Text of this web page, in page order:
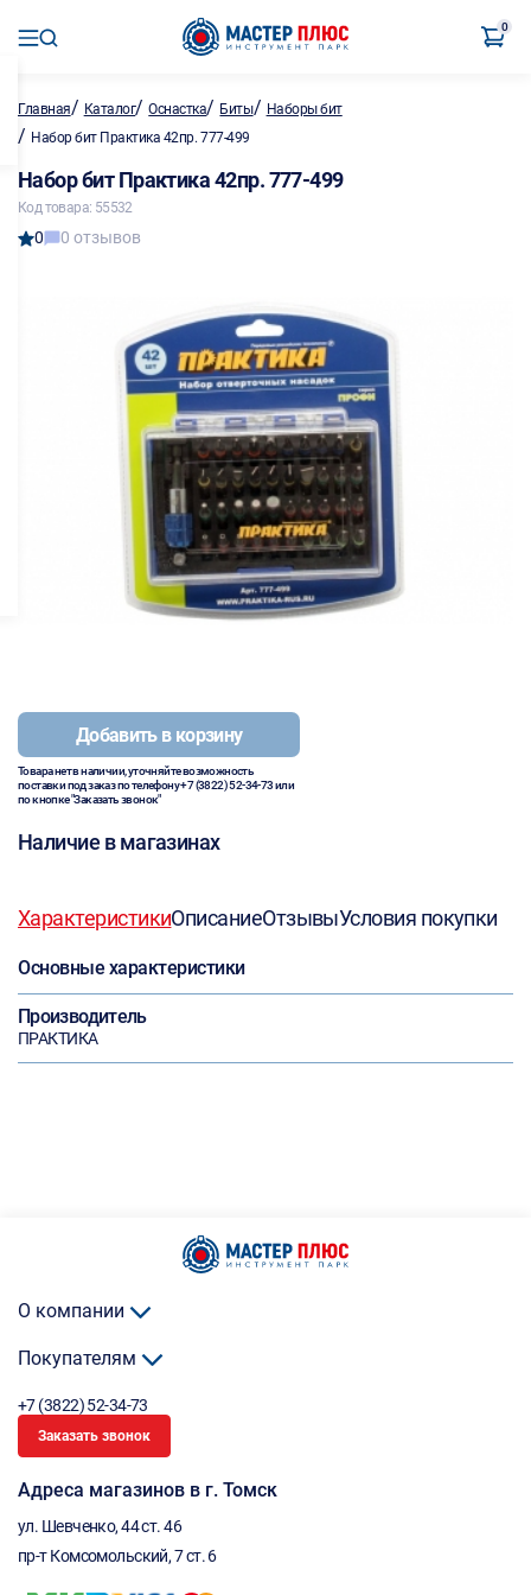
0
Главная/ Каталог/Оснастка/ Биты/ Наборы бит
/ Набор бит Практика 42пр. 777-499
Набор бит Практика 42пр. 777-499
Код товара: 55532
0 0 отзывов
Добавить в корзину
Товара нет в наличии, уточняйте возможность
поставки под заказ по телефону+7 (3822) 52-34-73или
по кнопке "Заказать звонок"
Наличие в магазинах
ХарактеристикиОписаниеОтзывыУсловия покупки
Основные характеристики
Производитель
ПРАКТИКА
О компании
Покупателям
+7 (3822) 52-34-73
Заказать звонок
Адреса магазинов в г. Томск
ул. Шевченко, 44 ст. 46
пр-т Комсомольский, 7 ст. 6